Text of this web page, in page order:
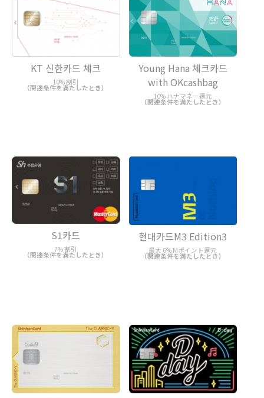
KT 신한카드 체크
10% 割引
（関連条件を満たしたとき）
Young Hana 체크카드
with OKcashbag
10% ハナマネー還元
（関連条件を満たしたとき）
S1카드
7% 割引
（関連条件を満たしたとき）
현대카드M3 Edition3
最大 6% Mポイント還元
（関連条件を満たしたとき）